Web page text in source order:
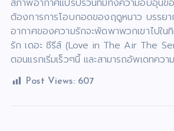
สภาพอากาศแปรปรวนที่มีทั้งความอบอุ่นข
ต้องการการโอบกอดของฤดูหนาว บรรย
อากาศของความรักจะพัดพาพวกเขาไปใน
รัก เดอะ ซีรีส์ (Love in The Air The
ตอนแรกเริ่มเร็วๆนี้ และสามารถอัพเดทค
Post Views: 607